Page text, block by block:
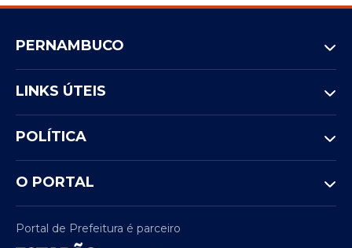
PERNAMBUCO
LINKS ÚTEIS
POLÍTICA
O PORTAL
Portal de Prefeitura é parceiro